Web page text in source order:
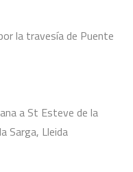
la travesía de Puente
a St Esteve de la
Sarga, Lleida